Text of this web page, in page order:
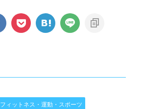
フィットネス・運動・スポーツ